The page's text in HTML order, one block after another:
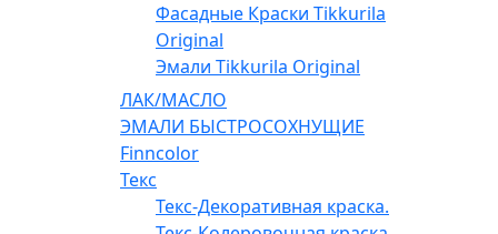
Фасадные Краски Tikkurila
Original
Эмали Tikkurila Original
ЛАК/МАСЛО
ЭМАЛИ БЫСТРОСОХНУЩИЕ
Finncolor
Текс
Текс-Декоративная краска.